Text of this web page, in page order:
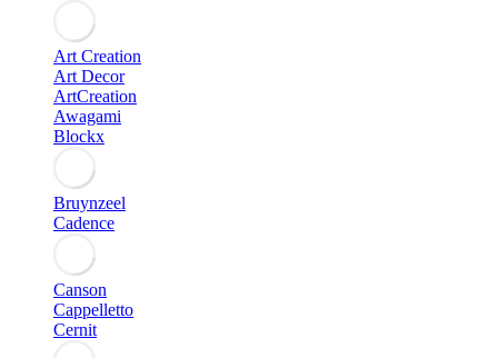
Art Creation
Art Decor
ArtCreation
Awagami
Blockx
Bruynzeel
Cadence
Canson
Cappelletto
Cernit